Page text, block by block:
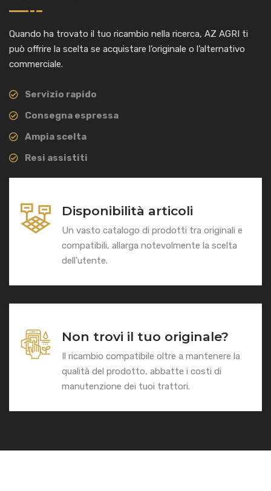
Quando ha trovato il tuo ricambio nella ricerca, AZ AGRI ti
può offrire la scelta se acquistare l’originale o l’alternativo
commerciale.
Servizio rapido
Consegna espressa
Ampia scelta
Resi assistiti
Disponibilità articoli
Un vasto catalogo di prodotti tra originali e
compatibili, allarga notevolmente la scelta
dell'utente.
Non trovi il tuo originale?
Il ricambio compatibile oltre a mantenere la
qualità del prodotto, abbatte i costi di
manutenzione dei tuoi trattori.